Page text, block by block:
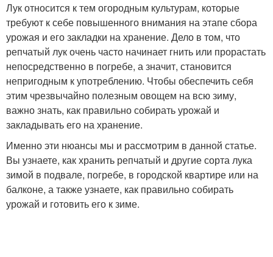
Лук относится к тем огородным культурам, которые
требуют к себе повышенного внимания на этапе сбора
урожая и его закладки на хранение. Дело в том, что
репчатый лук очень часто начинает гнить или прорастать
непосредственно в погребе, а значит, становится
непригодным к употреблению. Чтобы обеспечить себя
этим чрезвычайно полезным овощем на всю зиму,
важно знать, как правильно собирать урожай и
закладывать его на хранение.
Именно эти нюансы мы и рассмотрим в данной статье.
Вы узнаете, как хранить репчатый и другие сорта лука
зимой в подвале, погребе, в городской квартире или на
балконе, а также узнаете, как правильно собирать
урожай и готовить его к зиме.